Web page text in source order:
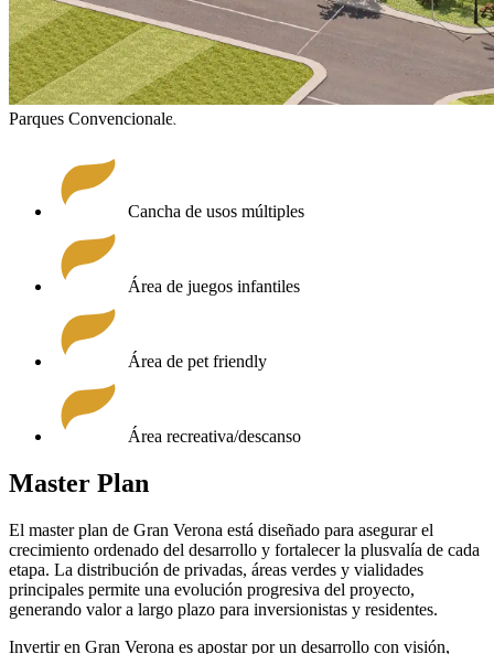
Parques Convencionales
Cancha de usos múltiples
Área de juegos infantiles
Área de pet friendly
Área recreativa/descanso
Master Plan
El master plan de Gran Verona está diseñado para asegurar el
crecimiento ordenado del desarrollo y fortalecer la plusvalía de cada
etapa. La distribución de privadas, áreas verdes y vialidades
principales permite una evolución progresiva del proyecto,
generando valor a largo plazo para inversionistas y residentes.
Invertir en Gran Verona es apostar por un desarrollo con visión,